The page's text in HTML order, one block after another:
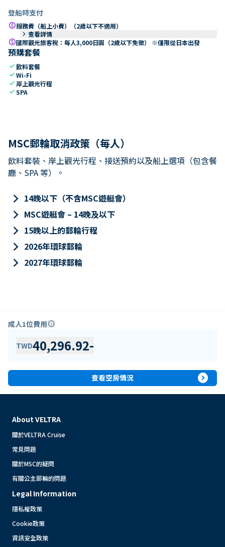
登船時支付
paid服務費（船上小費）（2歲以下不適用）
keyboard_arrow_right 查看詳情
paid國際觀光旅客稅：每人3,000日圓（2歲以下免徵） ※僅限從日本出發
預購套餐
check飲料套餐
checkWi-Fi
check 岸上觀光行程
checkSPA
MSC郵輪取消政策（每人）
飲料套裝、岸上觀光行程、接送預約以及船上選項（包含餐
廳、SPA 等）。
keyboard_arrow_right 14晚以下（不含MSC遊艇會）
keyboard_arrow_right MSC遊艇會 – 14晚及以下
keyboard_arrow_right 15晚以上的郵輪行程
keyboard_arrow_right 2026年環球郵輪
keyboard_arrow_right 2027年環球郵輪
成人1位費用info
TWD40,296.92-
查看空房情況 expand_circle_right
About VELTRA
關於VELTRA Cruise
常見問題
關於MSC的疑問
有關公主郵輪的問題
Legal Information
隱私權政策
Cookie政策
資訊安全政策